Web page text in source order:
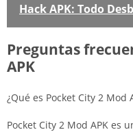
Hack APK: Todo
Preguntas
APK
¿Qué es Pocket City 2 Mod
Pocket City 2 Mod APK es